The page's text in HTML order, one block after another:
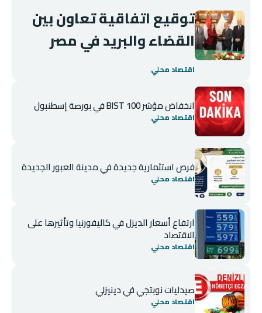
توقيع اتفاقية تعاون بين
القضاء والبريد في مصر
اقتصاد محلي
انخفاض مؤشر BIST 100 في بورصة إسطنبول
اقتصاد محلي
فرص استثمارية جديدة في مدينة العبور الجديدة
اقتصاد محلي
ارتفاع أسعار الديزل في كاليفورنيا وتأثيرها على
الاقتصاد
اقتصاد محلي
صيدليات نوبتجي في دينيزلي
اقتصاد محلي